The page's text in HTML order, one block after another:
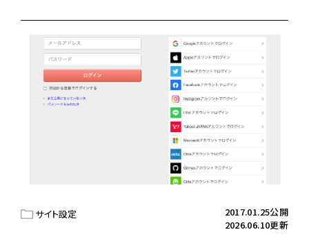
サイト設定
2017.01.25公開
2026.06.10更新